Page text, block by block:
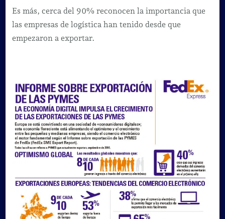
Es más, cerca del 90% reconocen la importancia que
las empresas de logística han tenido desde que
empezaron a exportar.